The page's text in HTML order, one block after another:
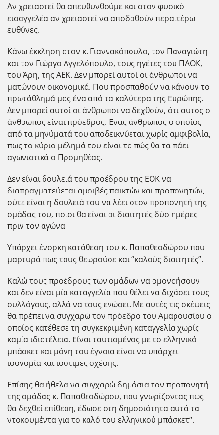
Αν χρειαστεί θα απευθυνθούμε και στον φυσικό
εισαγγελέα αν χρειαστεί να αποδοθούν περαιτέρω
ευθύνες.
Κάνω έκκληση στον κ. Γιαννακόπουλο, τον Παναγιώτη
και τον Γιώργο Αγγελόπουλο, τους ηγέτες του ΠΑΟΚ,
του Άρη, της ΑΕΚ. Δεν μπορεί αυτοί οι άνθρωποι να
ματώνουν οικονομικά. Που προσπαθούν να κάνουν το
πρωτάθλημά μας ένα από τα καλύτερα της Ευρώπης.
Δεν μπορεί αυτοί οι άνθρωποι να δεχθούν, ότι αυτός ο
άνθρωπος είναι πρόεδρος. Ένας άνθρωπος ο οποίος
από τα μηνύματά του αποδεικνύεται χωρίς αμφιβολία,
πως το κύριο μέλημά του είναι το πώς θα τα πάει
αγωνιστικά ο Προμηθέας.
Δεν είναι δουλειά του προέδρου της ΕΟΚ να
διαπραγματεύεται αμοιβές παικτών και προπονητών,
ούτε είναι η δουλειά του να λέει στον προπονητή της
ομάδας του, ποιοι θα είναι οι διαιτητές δύο ημέρες
πριν τον αγώνα.
Υπάρχει ένορκη κατάθεση του κ. Παπαθεοδώρου που
μαρτυρά πως τους θεωρούσε και “καλούς διαιτητές”.
Καλώ τους προέδρους των ομάδων να ομονοήσουν
και δεν είναι μία καταγγελία που θέλει να διχάσει τους
συλλόγους, αλλά να τους ενώσει. Με αυτές τις σκέψεις
θα πρέπει να συγχαρώ τον πρόεδρο του Αμαρουσίου ο
οποίος κατέθεσε τη συγκεκριμένη καταγγελία χωρίς
καμία ιδιοτέλεια. Είναι ταυτισμένος με το ελληνικό
μπάσκετ και μόνη του έγνοια είναι να υπάρχει
ισονομία και ισότιμες σχέσης.
Επίσης θα ήθελα να συγχαρώ δημόσια τον προπονητή
της ομάδας κ. Παπαθεοδώρου, που γνωρίζοντας πως
θα δεχθεί επίθεση, έδωσε στη δημοσιότητα αυτά τα
ντοκουμέντα για το καλό του ελληνικού μπάσκετ“.